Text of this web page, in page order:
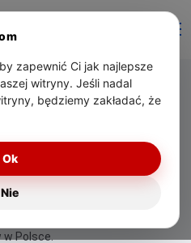
przemysłowych
i
bezpieczeństwa,
oraz wsparciu
Polsce.
zapewnić Ci jak najlepsze
witryny. Jeśli nadal
będziemy zakładać, że
Nie
Ok